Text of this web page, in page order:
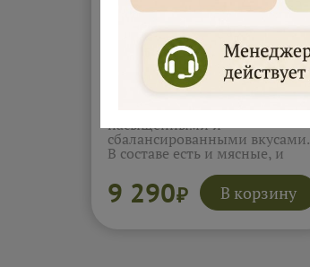
Комбо «Чегем» №2 (6кг)
насыщенными и
сбалансированными вкусами.
В составе есть и мясные, и
варианты. Начинки сочные,
ароматные и разнообразные
по текстуре. Такой набор
9 290₽ В корзину